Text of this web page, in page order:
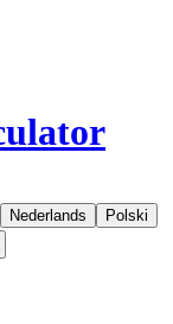
Nederlands
Polski